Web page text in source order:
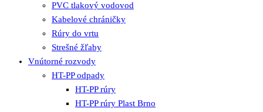
PVC tlakový vodovod
Kabelové chráničky
Rúry do vrtu
Strešné žľaby
Vnútorné rozvody
HT-PP odpady
HT-PP rúry
HT-PP rúry Plast Brno